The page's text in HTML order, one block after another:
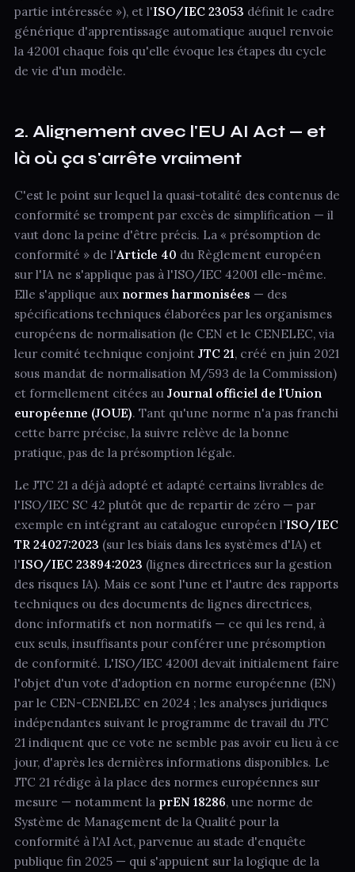
partie intéressée »), et l'ISO/IEC 23053 définit le cadre
générique d'apprentissage automatique auquel renvoie
la 42001 chaque fois qu'elle évoque les étapes du cycle
de vie d'un modèle.
2. Alignement avec l'EU AI Act — et
là où ça s'arrête vraiment
C'est le point sur lequel la quasi-totalité des contenus de
conformité se trompent par excès de simplification — il
vaut donc la peine d'être précis. La « présomption de
conformité » de l'Article 40 du Règlement européen
sur l'IA ne s'applique pas à l'ISO/IEC 42001 elle-même.
Elle s'applique aux normes harmonisées — des
spécifications techniques élaborées par les organismes
européens de normalisation (le CEN et le CENELEC, via
leur comité technique conjoint JTC 21, créé en juin 2021
sous mandat de normalisation M/593 de la Commission)
et formellement citées au Journal officiel de l'Union
européenne (JOUE). Tant qu'une norme n'a pas franchi
cette barre précise, la suivre relève de la bonne
pratique, pas de la présomption légale.
Le JTC 21 a déjà adopté et adapté certains livrables de
l'ISO/IEC SC 42 plutôt que de repartir de zéro — par
exemple en intégrant au catalogue européen l'ISO/IEC
TR 24027:2023 (sur les biais dans les systèmes d'IA) et
l'ISO/IEC 23894:2023 (lignes directrices sur la gestion
des risques IA). Mais ce sont l'une et l'autre des rapports
techniques ou des documents de lignes directrices,
donc informatifs et non normatifs — ce qui les rend, à
eux seuls, insuffisants pour conférer une présomption
de conformité. L'ISO/IEC 42001 devait initialement faire
l'objet d'un vote d'adoption en norme européenne (EN)
par le CEN-CENELEC en 2024 ; les analyses juridiques
indépendantes suivant le programme de travail du JTC
21 indiquent que ce vote ne semble pas avoir eu lieu à ce
jour, d'après les dernières informations disponibles. Le
JTC 21 rédige à la place des normes européennes sur
mesure — notamment la prEN 18286, une norme de
Système de Management de la Qualité pour la
conformité à l'AI Act, parvenue au stade d'enquête
publique fin 2025 — qui s'appuient sur la logique de la